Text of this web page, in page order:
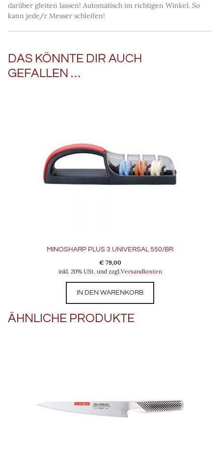
darüber gleiten lassen! Automatisch im richtigen Winkel. So
kann jede/r Messer schleifen!
DAS KÖNNTE DIR AUCH
GEFALLEN …
MINOSHARP PLUS 3 UNIVERSAL 550/BR
€ 79,00
inkl. 20% USt. und zzgl.Versandkosten
IN DEN WARENKORB
ÄHNLICHE PRODUKTE